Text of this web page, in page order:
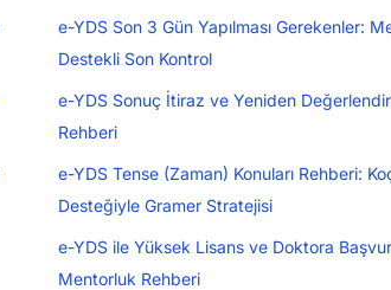
e-YDS Son 3 Gün Yapılması Gerekenler:
Destekli Son Kontrol
e-YDS Sonuç İtiraz ve Yeniden
Rehberi
e-YDS Tense (Zaman) Konuları Rehberi:
Desteğiyle Gramer Stratejisi
e-YDS ile Yüksek Lisans ve Doktora
Mentorluk Rehberi